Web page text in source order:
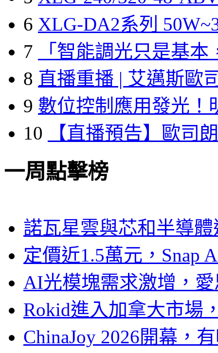
6 XLG-DA2系列
7
「智能調光只是基本
8 直播重播 | 艾邁斯歐
9 數位控制應用發光！
10
【直播預告】歐司
一周點擊榜
諾瓦星雲與芯和半導
定價近1.5萬元，Snap
AI光模塊需求激增，
Rokid進入加拿大市場
ChinaJoy 2026開幕，